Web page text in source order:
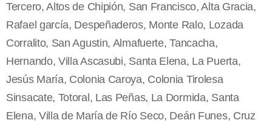
Tercero, Altos de Chipión, San Francisco, Alta Gracia,
Rafael garcía, Despeñaderos, Monte Ralo, Lozada
Corralito, San Agustin, Almafuerte, Tancacha,
Hernando, Villa Ascasubi, Santa Elena, La Puerta,
Jesús María, Colonia Caroya, Colonia Tirolesa
Sinsacate, Totoral, Las Peñas, La Dormida, Santa
Elena, Villa de María de Río Seco, Deán Funes, Cruz